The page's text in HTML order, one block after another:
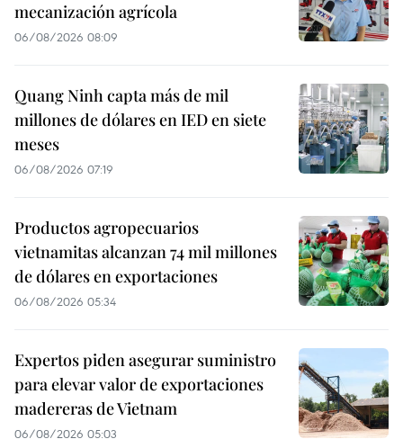
mecanización agrícola
06/08/2026 08:09
Quang Ninh capta más de mil
millones de dólares en IED en siete
meses
06/08/2026 07:19
Productos agropecuarios
vietnamitas alcanzan 74 mil millones
de dólares en exportaciones
06/08/2026 05:34
Expertos piden asegurar suministro
para elevar valor de exportaciones
madereras de Vietnam
06/08/2026 05:03